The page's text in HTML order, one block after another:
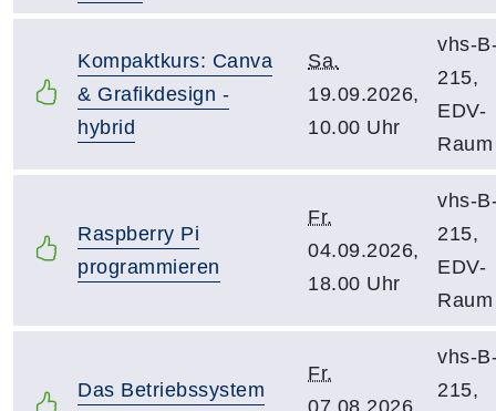
Kompaktkurs: Canva
& Grafikdesign -
hybrid
Sa.
19.09.2026,
10.00 Uhr
vhs-
215,
EDV-
Raum
Raspberry Pi
programmieren
Fr.
04.09.2026,
18.00 Uhr
vhs-
215,
EDV-
Raum
Das Betriebssystem
Fr.
07.08.2026,
vhs-
215,